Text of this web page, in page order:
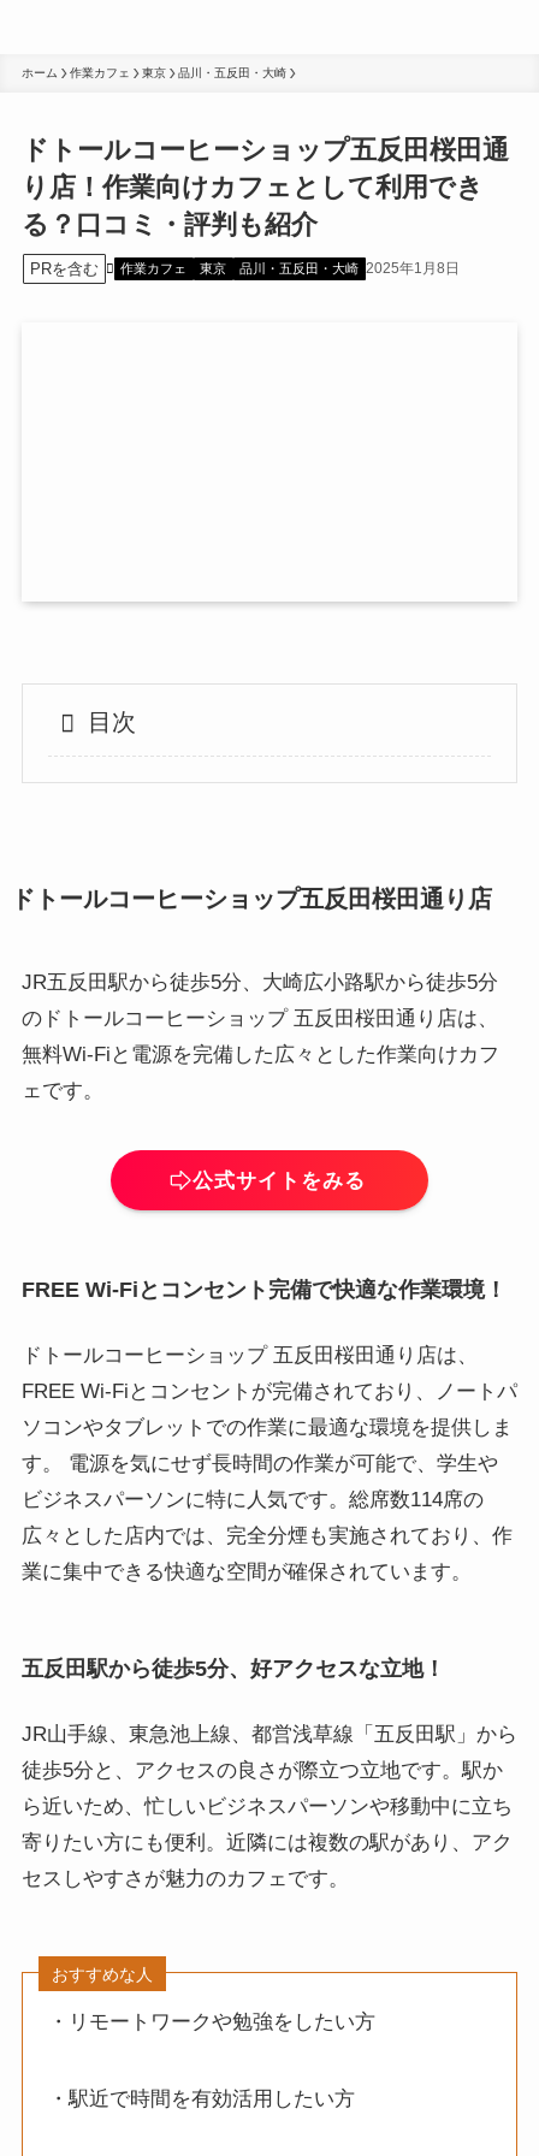
ホーム 作業カフェ 東京 品川・五反田・大崎
ドトールコーヒーショップ五反田桜田通
り店！作業向けカフェとして利用でき
る？口コミ・評判も紹介
PRを含む 作業カフェ 東京 品川・五反田・大崎 2025年1月8日
目次
ドトールコーヒーショップ五反田桜田通り店
JR五反田駅から徒歩5分、大崎広小路駅から徒歩5分
のドトールコーヒーショップ 五反田桜田通り店は、
無料Wi-Fiと電源を完備した広々とした作業向けカフ
ェです。
公式サイトをみる
FREE Wi-Fiとコンセント完備で快適な作業環境！
ドトールコーヒーショップ 五反田桜田通り店は、
FREE Wi-Fiとコンセントが完備されており、ノートパ
ソコンやタブレットでの作業に最適な環境を提供しま
す。 電源を気にせず長時間の作業が可能で、学生や
ビジネスパーソンに特に人気です。総席数114席の
広々とした店内では、完全分煙も実施されており、作
業に集中できる快適な空間が確保されています。
五反田駅から徒歩5分、好アクセスな立地！
JR山手線、東急池上線、都営浅草線「五反田駅」から
徒歩5分と、アクセスの良さが際立つ立地です。駅か
ら近いため、忙しいビジネスパーソンや移動中に立ち
寄りたい方にも便利。近隣には複数の駅があり、アク
セスしやすさが魅力のカフェです。
おすすめな人
・リモートワークや勉強をしたい方
・駅近で時間を有効活用したい方